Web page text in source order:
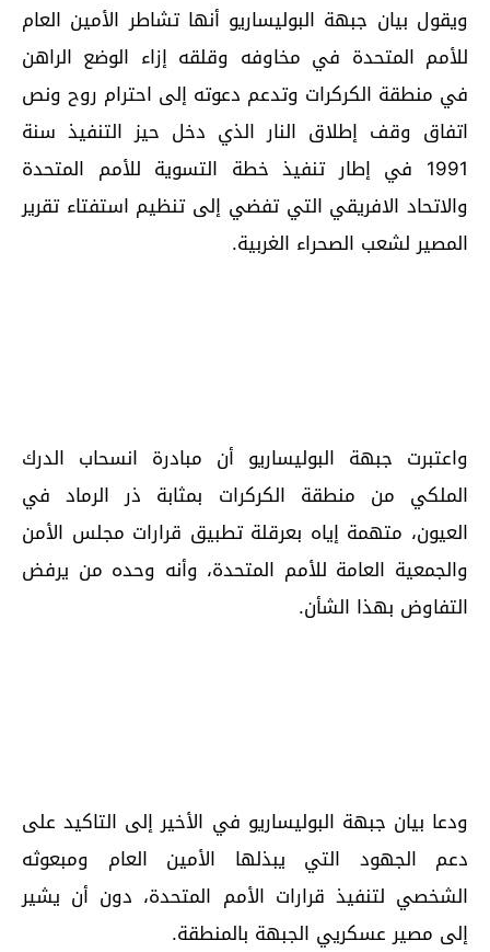
ويقول بيان جبهة البوليساريو أنها تشاطر الأمين العام
للأمم المتحدة في مخاوفه وقلقه إزاء الوضع الراهن
في منطقة الكركرات وتدعم دعوته إلى احترام روح ونص
اتفاق وقف إطلاق النار الذي دخل حيز التنفيذ سنة
1991 في إطار تنفيذ خطة التسوية للأمم المتحدة
والاتحاد الافريقي التي تفضي إلى تنظيم استفتاء تقرير
المصير لشعب الصحراء الغربية.
واعتبرت جبهة البوليساريو أن مبادرة انسحاب الدرك
الملكي من منطقة الكركرات بمثابة ذر الرماد في
العيون، متهمة إياه بعرقلة تطبيق قرارات مجلس الأمن
والجمعية العامة للأمم المتحدة، وأنه وحده من يرفض
التفاوض بهذا الشأن.
ودعا بيان جبهة البوليساريو في الأخير إلى التاكيد على
دعم الجهود التي يبذلها الأمين العام ومبعوثه
الشخصي لتنفيذ قرارات الأمم المتحدة، دون أن يشير
إلى مصير عسكريي الجبهة بالمنطقة.